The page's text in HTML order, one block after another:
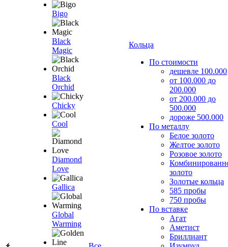
Bigo
Black
Magic
Black
Orchid
Chicky
Cool
Diamond
Love
Gallica
Global
Warming
Кольца
По стоимости
дешевле 100.000
от 100.000 до
200.000
от 200.000 до
500.000
дороже 500.000
По металлу
Белое золото
Желтое золото
Розовое золото
золото
Золотые кольца
585 пробы
750 пробы
По вставке
Агат
Аметист
Бриллиант